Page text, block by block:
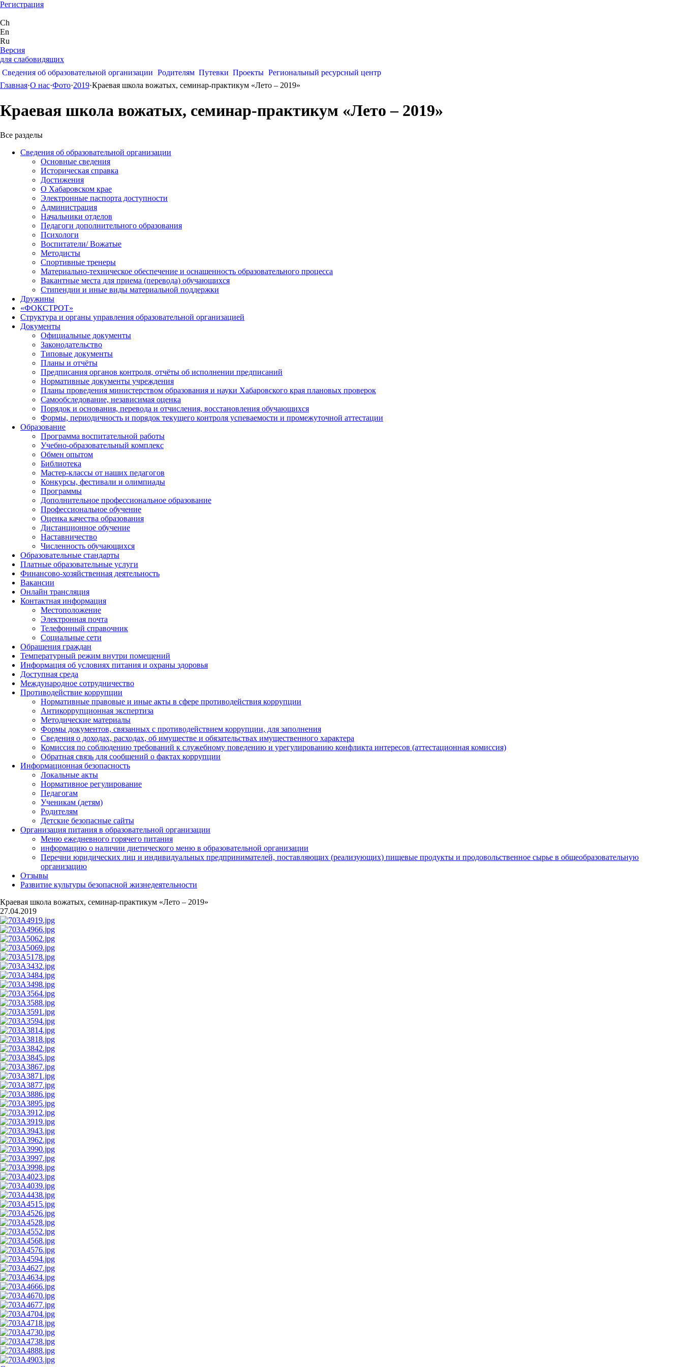
Регистрация
Ch
En
Ru
Версия
для слабовидящих
Сведения об образовательной организации Родителям Путевки Проекты Региональный ресурсный центр
Главная·О нас·Фото·2019·Краевая школа вожатых, семинар-практикум «Лето – 2019»
Краевая школа вожатых, семинар-практикум «Лето – 2019»
Все разделы
Сведения об образовательной организации
Основные сведения
Историческая справка
Достижения
О Хабаровском крае
Электронные паспорта доступности
Администрация
Начальники отделов
Педагоги дополнительного образования
Психологи
Воспитатели/ Вожатые
Методисты
Спортивные тренеры
Материально-техническое обеспечение и оснащенность образовательного процесса
Вакантные места для приема (перевода) обучающихся
Стипендии и иные виды материальной поддержки
Дружины
«ФОКСТРОТ»
Структура и органы управления образовательной организацией
Документы
Официальные документы
Законодательство
Типовые документы
Планы и отчёты
Предписания органов контроля, отчёты об исполнении предписаний
Нормативные документы учреждения
Планы проведения министерством образования и науки Хабаровского края плановых проверок
Самообследование, независимая оценка
Порядок и основания, перевода и отчисления, восстановления обучающихся
Формы, периодичность и порядок текущего контроля успеваемости и промежуточной аттестации
Образование
Программа воспитательной работы
Учебно-образовательный комплекс
Обмен опытом
Библиотека
Мастер-классы от наших педагогов
Конкурсы, фестивали и олимпиады
Программы
Дополнительное профессиональное образование
Профессиональное обучение
Оценка качества образования
Дистанционное обучение
Наставничество
Численность обучающихся
Образовательные стандарты
Платные образовательные услуги
Финансово-хозяйственная деятельность
Вакансии
Онлайн трансляция
Контактная информация
Местоположение
Электронная почта
Телефонный справочник
Социальные сети
Обращения граждан
Температурный режим внутри помещений
Информация об условиях питания и охраны здоровья
Доступная среда
Международное сотрудничество
Противодействие коррупции
Нормативные правовые и иные акты в сфере противодействия коррупции
Антикоррупционная экспертиза
Методические материалы
Формы документов, связанных с противодействием коррупции, для заполнения
Сведения о доходах, расходах, об имуществе и обязательствах имущественного характера
Комиссия по соблюдению требований к служебному поведению и урегулированию конфликта интересов (аттестационная комиссия)
Обратная связь для сообщений о фактах коррупции
Информационная безопасность
Локальные акты
Нормативное регулирование
Педагогам
Ученикам (детям)
Родителям
Детские безопасные сайты
Организация питания в образовательной организации
Меню ежедневного горячего питания
информацию о наличии диетического меню в образовательной организации
Перечни юридических лиц и индивидуальных предпринимателей, поставляющих (реализующих) пищевые продукты и продовольственное сырье в общеобразовательную
организацию
Отзывы
Развитие культуры безопасной жизнедеятельности
Краевая школа вожатых, семинар-практикум «Лето – 2019»
27.04.2019